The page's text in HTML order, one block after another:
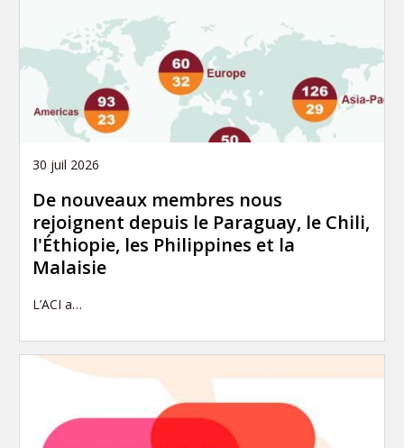
30 juil 2026
De nouveaux membres nous
rejoignent depuis le Paraguay, le Chili,
l'Éthiopie, les Philippines et la
Malaisie
L’ACI a…